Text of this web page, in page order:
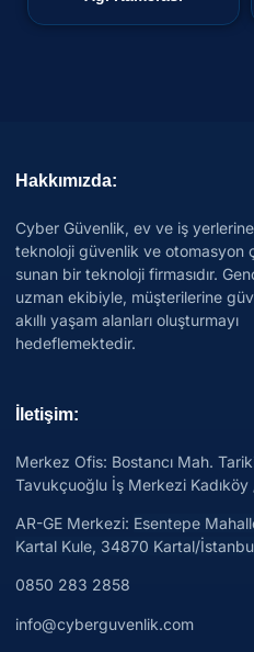
Hakkımızda:
Cyber Güvenlik, ev ve iş
teknoloji güvenlik ve otomasyon
sunan bir teknoloji firmasıdır.
uzman ekibiyle, müşterilerine
akıllı yaşam alanları oluşturmayı
hedeflemektedir.
İletişim:
Merkez Ofis: Bostancı Mah.
Tavukçuoğlu İş Merkezi
AR-GE Merkezi: Esentepe
Kartal Kule, 34870 Kartal/
0850 283 2858
info@cyberguvenlik.com